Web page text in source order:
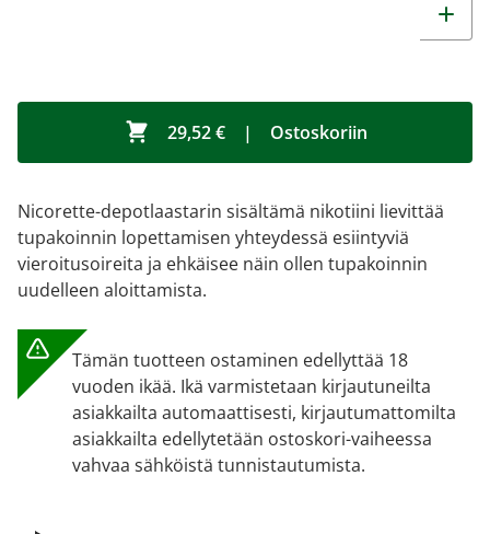
29,52 € | Ostoskoriin
Nicorette-depotlaastarin sisältämä nikotiini lievittää
tupakoinnin lopettamisen yhteydessä esiintyviä
vieroitusoireita ja ehkäisee näin ollen tupakoinnin
uudelleen aloittamista.
Tämän tuotteen ostaminen edellyttää 18
vuoden ikää. Ikä varmistetaan kirjautuneilta
asiakkailta automaattisesti, kirjautumattomilta
asiakkailta edellytetään ostoskori-vaiheessa
vahvaa sähköistä tunnistautumista.